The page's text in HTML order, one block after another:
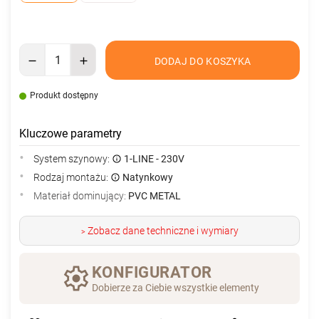
DODAJ DO KOSZYKA
Produkt dostępny
Kluczowe parametry
System szynowy:
1-LINE - 230V
Rodzaj montażu:
Natynkowy
Materiał dominujący: PVC METAL
>Zobacz dane techniczne i wymiary
KONFIGURATOR
Dobierze za Ciebie wszystkie elementy